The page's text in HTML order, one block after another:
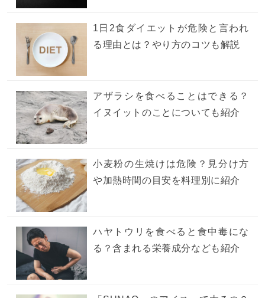
1日2食ダイエットが危険と言われ
る理由とは？やり方のコツも解説
アザラシを食べることはできる？
イヌイットのことについても紹介
小麦粉の生焼けは危険？見分け方
や加熱時間の目安を料理別に紹介
ハヤトウリを食べると食中毒にな
る？含まれる栄養成分なども紹介